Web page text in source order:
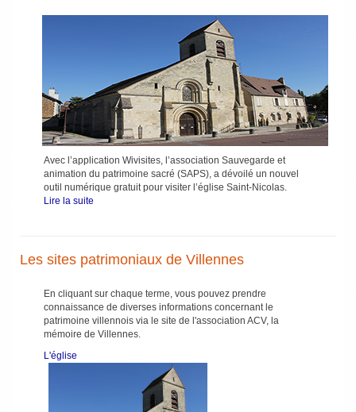
Avec l’application Wivisites, l’association Sauvegarde et
animation du patrimoine sacré (SAPS), a dévoilé un nouvel
outil numérique gratuit pour visiter l’église Saint-Nicolas.
Lire la suite
Les sites patrimoniaux de Villennes
En cliquant sur chaque terme, vous pouvez prendre
connaissance de diverses informations concernant le
patrimoine villennois via le site de l'association ACV, la
mémoire de Villennes.
L'église